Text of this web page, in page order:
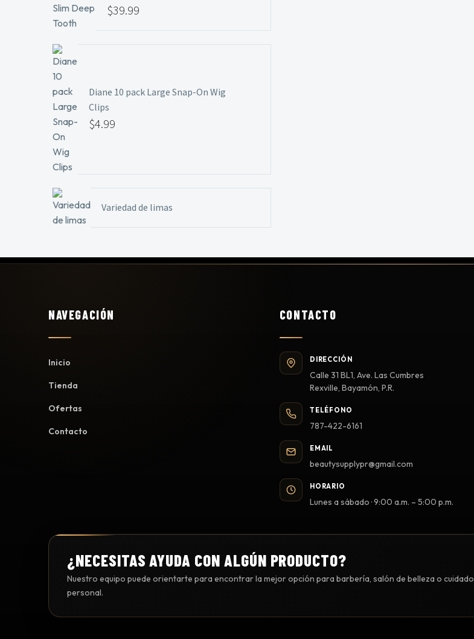
$39.99
Diane 10 pack Large Snap-On Wig
Clips
$4.99
Variedad de limas
NAVEGACIÓN
Inicio
Tienda
Ofertas
Contacto
CONTACTO
DIRECCIÓN
Calle 31 BL1, Ave. Las Cumbres
Rexville, Bayamón, P.R.
TELÉFONO
787-422-6161
EMAIL
beautysupplypr@gmail.com
HORARIO
Lunes a sábado · 9:00 a.m. – 5:00 p.m.
¿NECESITAS AYUDA CON ALGÚN PRODUCTO?
Nuestro equipo puede orientarte para encontrar la mejor opción para barbería, salón de belleza o cuidado
personal.